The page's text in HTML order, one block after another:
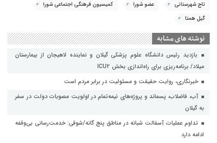
تاج شهرستانی عضو شورا
کمیسیون فرهنگی اجتماعی شورا
گیل همتا
نوشته های مشابه
بازدید رئیس دانشگاه علوم پزشکی گیلان و نماینده لاهیجان از بیمارستان
میلاد/ برنامه‌ریزی برای راه‌اندازی بخش ICU۲
خبرنگاری، روایت حقیقت و مسئولیت‌ در برابر مردم است
آب، فاضلاب، پسماند و پروژه‌های نیمه‌تمام در اولویت مصوبات دولت در سفر
به گیلان
تداوم عملیات آسفالت‌ شبانه در مناطق پنج گانه/شوقی: خدمت‌رسانی بی‌وقفه
ادامه دارد